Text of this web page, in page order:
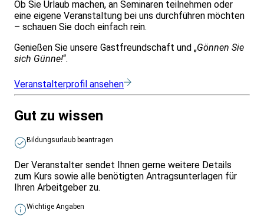
Ob Sie Urlaub machen, an Seminaren teilnehmen oder
eine eigene Veranstaltung bei uns durchführen möchten
– schauen Sie doch einfach rein.
Genießen Sie unsere Gastfreundschaft und „Gönnen Sie
sich Günne!“.
Veranstalterprofil ansehen
Gut zu wissen
Bildungsurlaub beantragen
Der Veranstalter sendet Ihnen gerne weitere Details
zum Kurs sowie alle benötigten Antragsunterlagen für
Ihren Arbeitgeber zu.
Wichtige Angaben